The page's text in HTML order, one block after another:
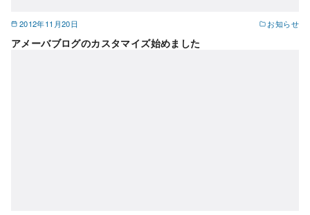
2012年11月20日 お知らせ
アメーバブログのカスタマイズ始めました